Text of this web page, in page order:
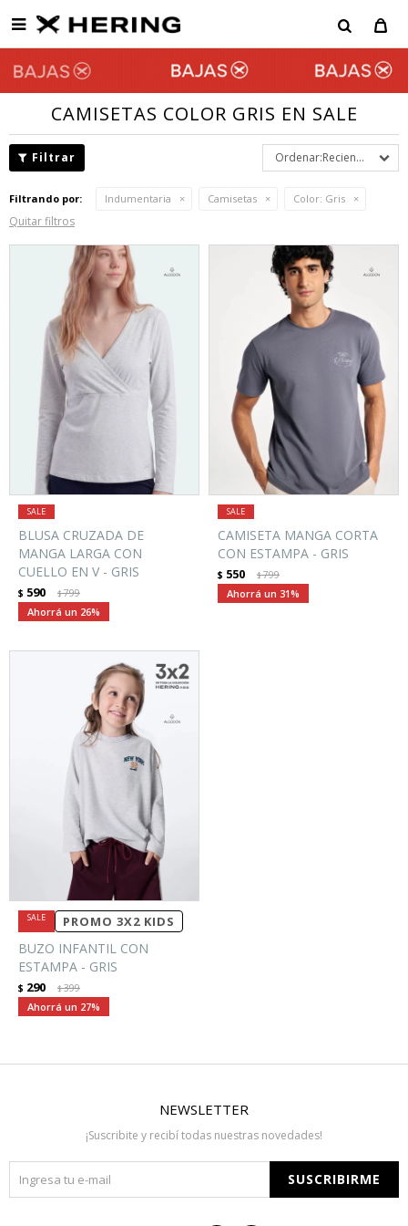

CAMISETAS COLOR GRIS EN SALE
Recientes
Filtrando por: Indumentaria Camisetas Color: Gris
Quitar filtros
BLUSA CRUZADA DE
MANGA LARGA CON
CUELLO EN V - GRIS
$ 590 $799
26
CAMISETA MANGA CORTA
CON ESTAMPA - GRIS
$ 550 $799
31
PROMO 3X2 KIDS
BUZO INFANTIL CON
ESTAMPA - GRIS
$ 290 $399
27
NEWSLETTER
¡Suscribite y recibí todas nuestras novedades!
SUSCRIBIRME